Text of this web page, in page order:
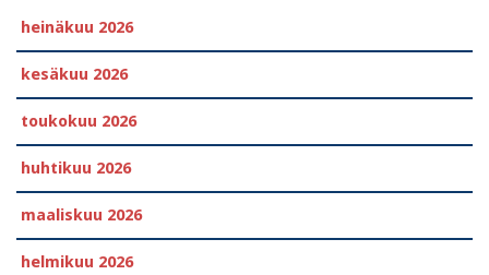
heinäkuu 2026
kesäkuu 2026
toukokuu 2026
huhtikuu 2026
maaliskuu 2026
helmikuu 2026